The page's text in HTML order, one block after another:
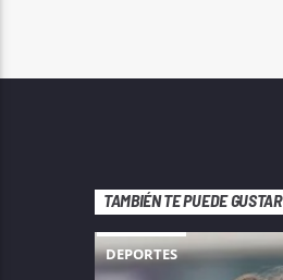
TAMBIÉN TE PUEDE GUSTAR
DEPORTES